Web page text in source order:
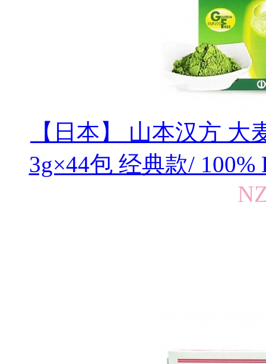
【日本】 山本汉方
3g×44包 经典款/ 100%